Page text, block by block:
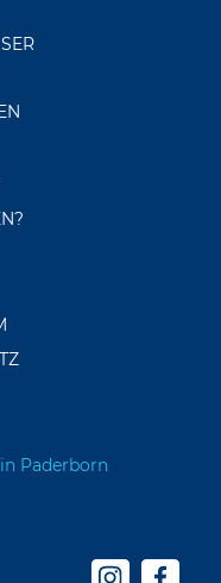
Paderborn